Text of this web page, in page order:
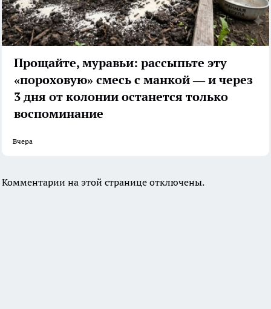
Прощайте, муравьи: рассыпьте эту
«пороховую» смесь с манкой — и через
3 дня от колонии останется только
воспоминание
Вчера
Комментарии на этой странице отключены.